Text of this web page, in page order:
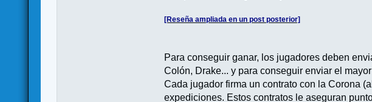
[Reseña ampliada en un post posterior]
Para conseguir ganar, los jugadores deben
Colón, Drake... y para conseguir enviar el
Cada jugador firma un contrato con la Corona
expediciones. Estos contratos le aseguran